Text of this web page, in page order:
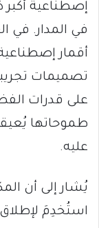
إصطناعية
في المدار. في
أقمار
تصميمات
على قدرات
طموحاتها
عليه.
يُشار إلى أن
استُخدِمَ لإطلاق